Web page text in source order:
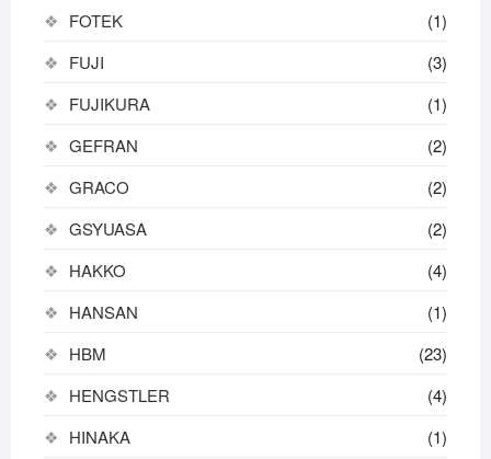
FOTEK
(1)
FUJI
(3)
FUJIKURA
(1)
GEFRAN
(2)
GRACO
(2)
GSYUASA
(2)
HAKKO
(4)
HANSAN
(1)
HBM
(23)
HENGSTLER
(4)
HINAKA
(1)